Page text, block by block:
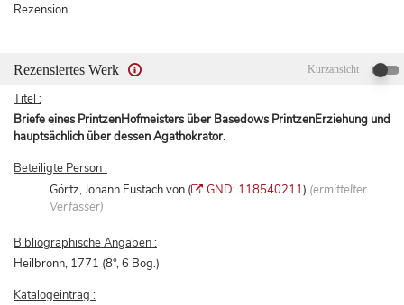
Rezension
Rezensiertes Werk Kurzansicht
Titel :
Briefe eines PrintzenHofmeisters über Basedows PrintzenErziehung und
hauptsächlich über dessen Agathokrator.
Beteiligte Person :
Görtz, Johann Eustach von (
GND: 118540211) (ermittelter
Verfasser)
Bibliographische Angaben :
Heilbronn, 1771 (8°, 6 Bog.)
Katalogeintrag :